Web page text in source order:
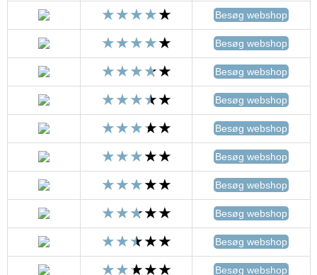
Besøg webshop
Besøg webshop
Besøg webshop
Besøg webshop
Besøg webshop
Besøg webshop
Besøg webshop
Besøg webshop
Besøg webshop
Besøg webshop